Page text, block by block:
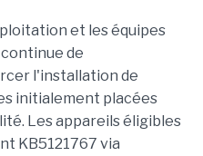
et les équipes
de
l'installation de
initialement placées
Les appareils éligibles
KB5121767 via